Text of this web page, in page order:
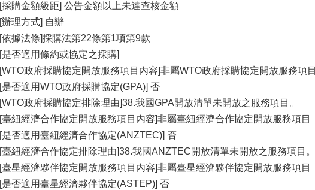
[採購金額級距] 公告金額以上未達查核金額
[辦理方式] 自辦
[依據法條]採購法第22條第1項第9款
[是否適用條約或協定之採購]
[WTO政府採購協定開放服務項目內容]非屬WTO政府採購協定開放服務項目
[是否適用WTO政府採購協定(GPA)] 否
[WTO政府採購協定排除理由]38.我國GPA開放清單未開放之服務項目。
[臺紐經濟合作協定開放服務項目內容]非屬臺紐經濟合作協定開放服務項目
[是否適用臺紐經濟合作協定(ANZTEC)] 否
[臺紐經濟合作協定排除理由]38.我國ANZTEC開放清單未開放之服務項目。
[臺星經濟夥伴協定開放服務項目內容]非屬臺星經濟夥伴協定開放服務項目
[是否適用臺星經濟夥伴協定(ASTEP)] 否